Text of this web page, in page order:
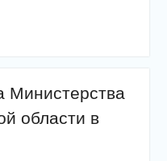
Министерства
области в